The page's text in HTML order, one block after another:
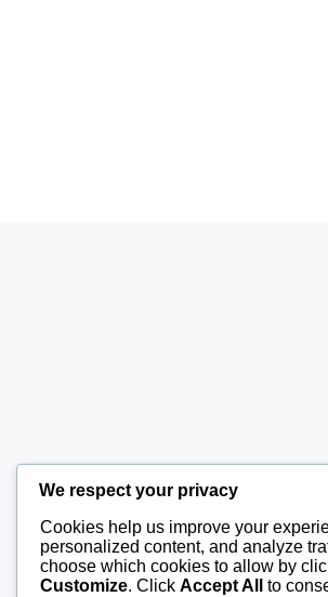
We respect your privacy
Cookies help us improve your
personalized content, and analyze
choose which cookies to allow by
Customize. Click Accept All to